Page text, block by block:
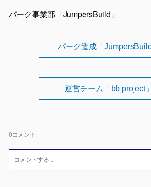
パーク事業部「JumpersBuild」
パーク造成「JumpersBuild
運営チーム「bb project」
0コメント